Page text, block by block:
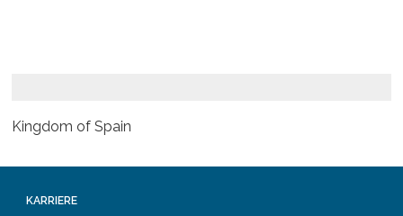
Kingdom of Spain
KARRIERE